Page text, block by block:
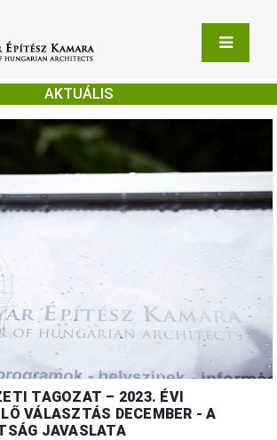
AKTUÁLIS
TAGOZAT – 2023. ÉVI
VÁLASZTÁS DECEMBER - A
JAVASLATA